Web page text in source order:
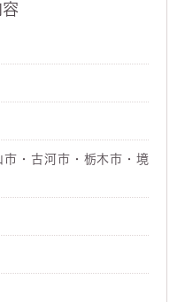
容
・古河市・栃木市・境